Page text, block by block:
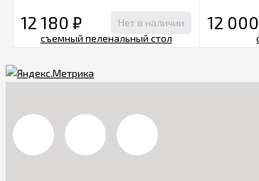
12 180 ₽ Нет в наличии 12 000